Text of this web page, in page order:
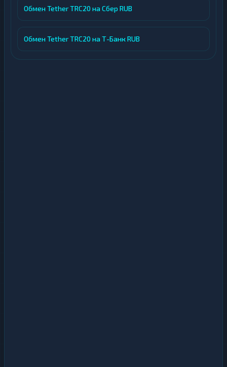
Обмен Tether TRC20 на Сбер RUB
Обмен Tether TRC20 на Т-Банк RUB